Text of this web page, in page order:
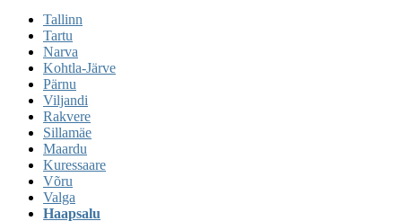
Tallinn
Tartu
Narva
Kohtla-Järve
Pärnu
Viljandi
Rakvere
Sillamäe
Maardu
Kuressaare
Võru
Valga
Haapsalu